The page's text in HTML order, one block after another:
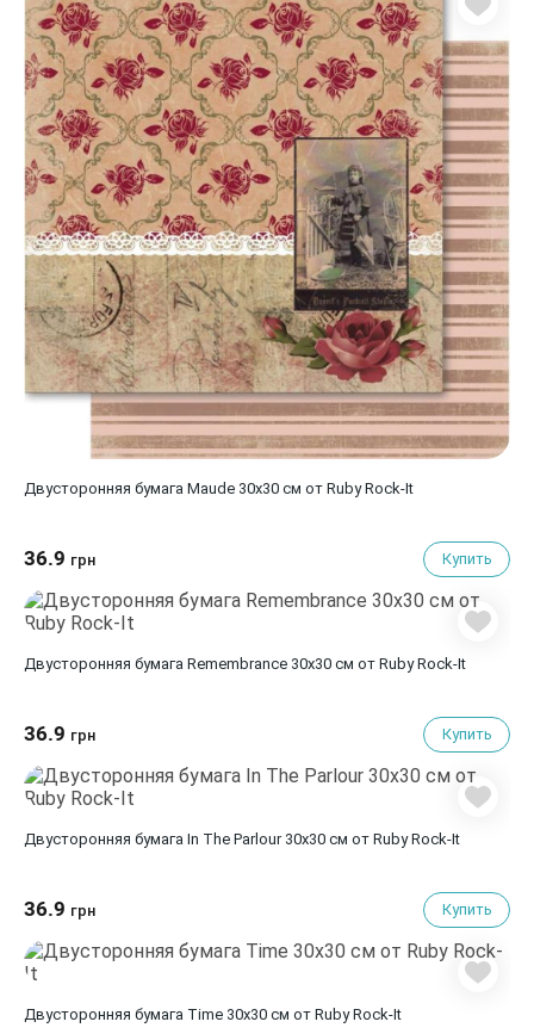
Двусторонняя бумага Maude 30х30 см от Ruby Rock-It
36.9 грн Купить
Двусторонняя бумага Remembrance 30х30 см от Ruby Rock-It
36.9 грн Купить
Двусторонняя бумага In The Parlour 30х30 см от Ruby Rock-It
36.9 грн Купить
Двусторонняя бумага Time 30х30 см от Ruby Rock-It